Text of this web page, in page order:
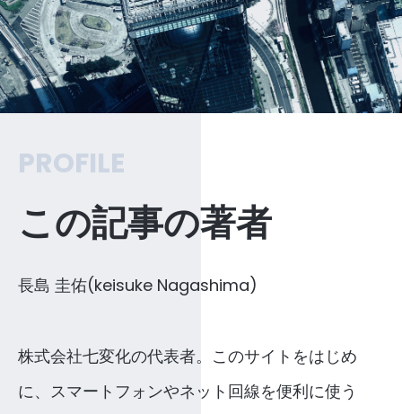
PROFILE
この記事の著者
長島 圭佑(keisuke Nagashima)
株式会社七変化の代表者。このサイトをはじめ
に、スマートフォンやネット回線を便利に使う